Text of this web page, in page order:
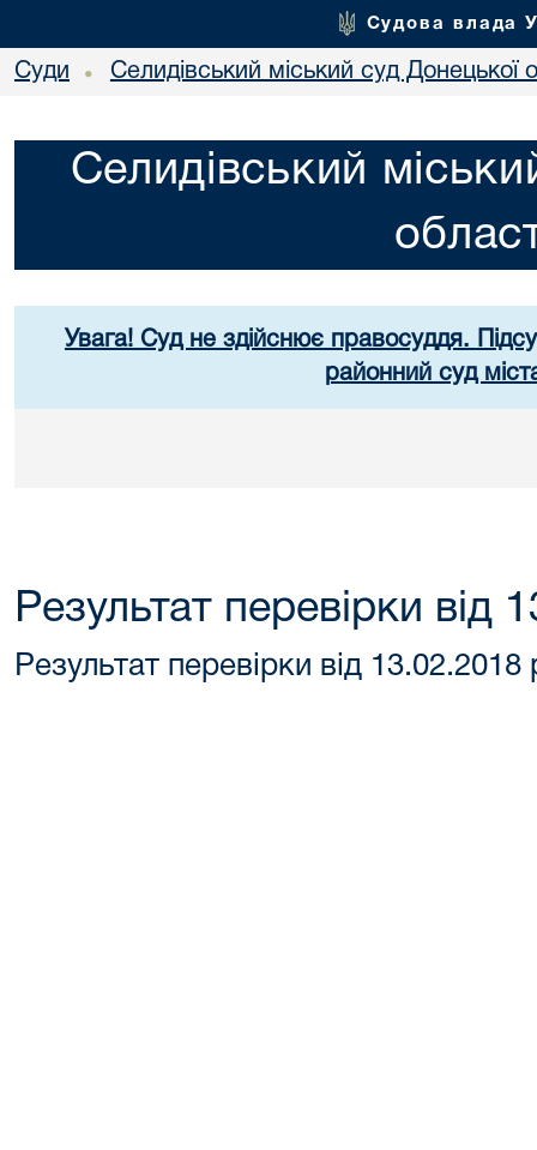
Судова влада
Суди • Селидівський міський суд Донецької
Селидівський
Увага! Суд не здійснює правосуддя.
районний суд
Результат перевірки від
Результат перевірки від 13.02.2018